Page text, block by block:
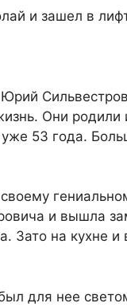
и зашел в
Они родили
уже 53 года.
и вышла
Зато на кухне
для нее